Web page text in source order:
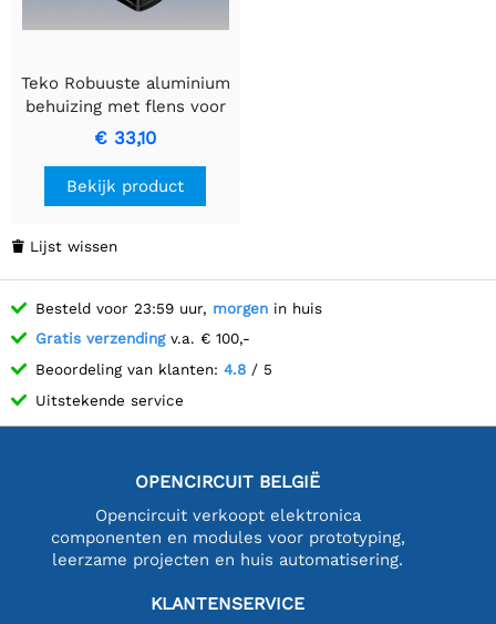
Teko Robuuste aluminium
behuizing met flens voor
gemakkelijke montage, 70
x 59,9 x 30,9 mm - Zwart
€ 33,10
Bekijk product
 Lijst wissen
Besteld voor 23:59 uur, morgen in huis
Gratis verzendingv.a. € 100,-
Beoordeling van klanten: 4.8 / 5
Uitstekende service
OPENCIRCUIT BELGIË
Opencircuit verkoopt elektronica
componenten en modules voor prototyping,
leerzame projecten en huis automatisering.
KLANTENSERVICE